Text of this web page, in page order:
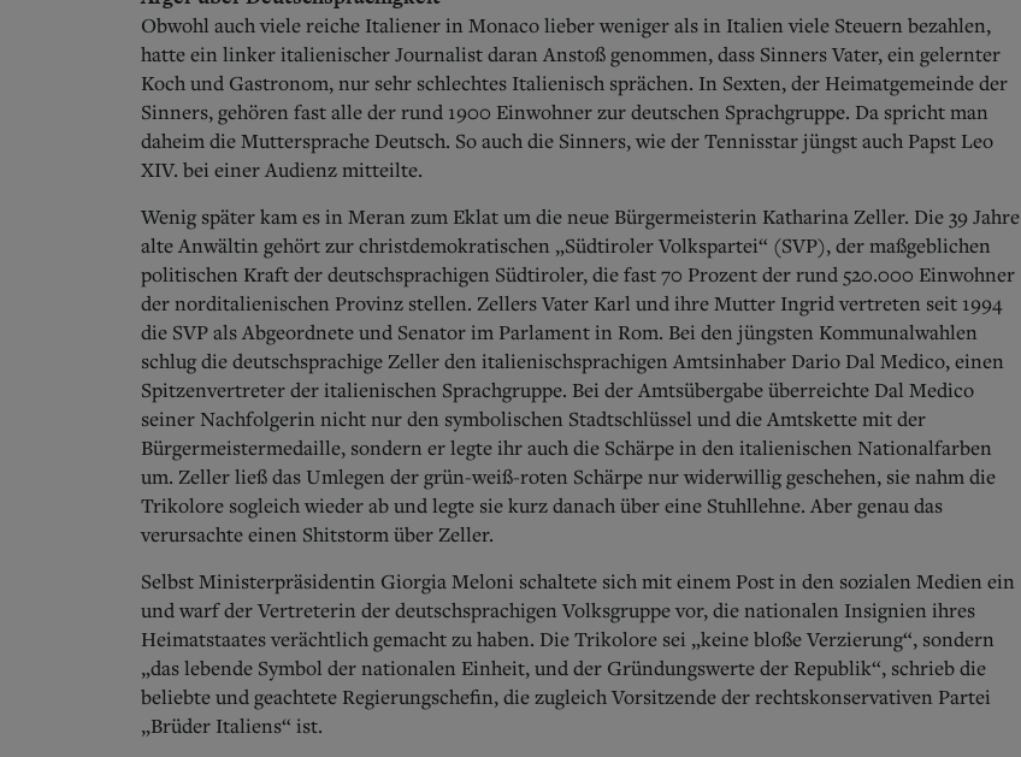
Obwohl auch viele reiche Italiener in Monaco lieber weniger als in Italien viele Steuern bezahlen,
hatte ein linker italienischer Journalist daran Anstoß genommen, dass Sinners Vater, ein gelernter
Koch und Gastronom, nur sehr schlechtes Italienisch sprächen. In Sexten, der Heimatgemeinde der
Sinners, gehören fast alle der rund 1900 Einwohner zur deutschen Sprachgruppe. Da spricht man
daheim die Muttersprache Deutsch. So auch die Sinners, wie der Tennisstar jüngst auch Papst Leo
XIV. bei einer Audienz mitteilte.
Wenig später kam es in Meran zum Eklat um die neue Bürgermeisterin Katharina Zeller. Die 39 Jahre
alte Anwältin gehört zur christ­demokratischen „Südtiroler Volkspartei“ (SVP), der maßgeblichen
politischen Kraft der deutschsprachigen Südtiroler, die fast 70 Prozent der rund 520.000 Einwohner
der norditalienischen Provinz stellen. Zellers Vater Karl und ihre Mutter Ingrid vertreten seit 1994
die SVP als Abgeordnete und Senator im Parlament in Rom. Bei den jüngsten Kommunalwahlen
schlug die deutschsprachige Zeller den italienischsprachigen Amtsinhaber Dario Dal Medico, einen
Spitzenvertreter der italienischen Sprachgruppe. Bei der Amtsübergabe überreichte Dal Medico
seiner Nachfolgerin nicht nur den symbolischen Stadtschlüssel und die Amtskette mit der
Bürgermeistermedaille, sondern er legte ihr auch die Schärpe in den italienischen Nationalfarben
um. Zeller ließ das Umlegen der grün-weiß-roten Schärpe nur widerwillig geschehen, sie nahm die
Trikolore sogleich wieder ab und legte sie kurz danach über eine Stuhllehne. Aber genau das
verursachte einen Shitstorm über Zeller.
Selbst Ministerpräsidentin Giorgia Meloni schaltete sich mit einem Post in den sozialen Medien ein
und warf der Vertreterin der deutschsprachigen Volksgruppe vor, die nationalen Insignien ihres
Heimatstaates verächtlich gemacht zu haben. Die Trikolore sei „keine bloße Verzierung“, sondern
„das lebende Symbol der nationalen Einheit, und der Gründungswerte der Republik“, schrieb die
beliebte und geachtete Regierungschefin, die zugleich Vorsitzende der rechtskonservativen Partei
„Brüder Italiens“ ist.